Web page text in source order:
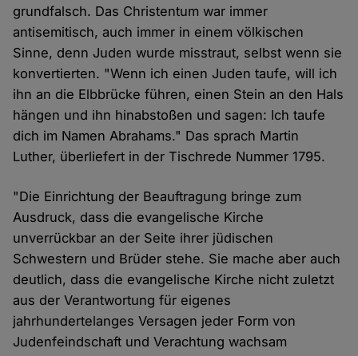
grundfalsch. Das Christentum war immer
antisemitisch, auch immer in einem völkischen
Sinne, denn Juden wurde misstraut, selbst wenn sie
konvertierten. "Wenn ich einen Juden taufe, will ich
ihn an die Elbbrücke führen, einen Stein an den Hals
hängen und ihn hinabstoßen und sagen: Ich taufe
dich im Namen Abrahams." Das sprach Martin
Luther, überliefert in der Tischrede Nummer 1795.
"Die Einrichtung der Beauftragung bringe zum
Ausdruck, dass die evangelische Kirche
unverrückbar an der Seite ihrer jüdischen
Schwestern und Brüder stehe. Sie mache aber auch
deutlich, dass die evangelische Kirche nicht zuletzt
aus der Verantwortung für eigenes
jahrhundertelanges Versagen jeder Form von
Judenfeindschaft und Verachtung wachsam